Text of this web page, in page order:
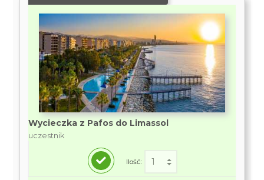
Wycieczka z Pafos do Limassol
uczestnik
Ilość: